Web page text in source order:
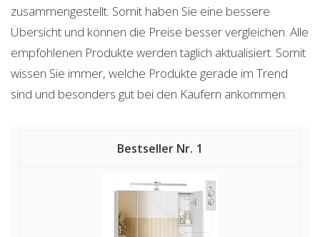
zusammengestellt. Somit haben Sie eine bessere
Übersicht und können die Preise besser vergleichen. Alle
empfohlenen Produkte werden täglich aktualisiert. Somit
wissen Sie immer, welche Produkte gerade im Trend
sind und besonders gut bei den Käufern ankommen.
1